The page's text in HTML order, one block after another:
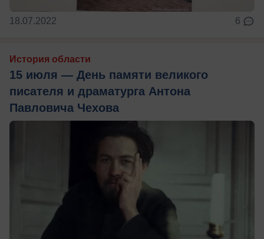
18.07.2022 6
История области
15 июля — День памяти великого
писателя и драматурга Антона
Павловича Чехова